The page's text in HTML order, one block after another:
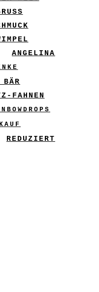
ANGELINA
FAHNEN
REDUZIERT